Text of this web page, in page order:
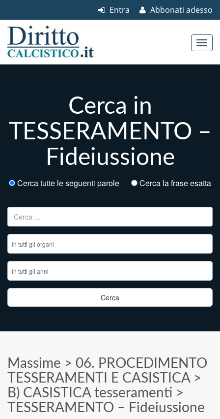
Abbonati adesso
Entra
Cerca in
TESSERAMENTO –
Fideiussione
Cerca tutte le seguenti parole Cerca la frase esatta
Ricerca per:
Massime > 06. PROCEDIMENTO
TESSERAMENTI E CASISTICA>
B) CASISTICA tesseramenti >
TESSERAMENTO – Fideiussione